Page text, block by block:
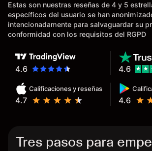
existentes en el mercado que
tardan días o tienen mucha
burocracia; y la segunda razón,
hecho de operar en un mercado
determinado, debido a los
Mientras más activo seas, más
dinero te reembolsa. Muchas
Estas son nuestras reseñas de 4 y 5
específicos del usuario se han
intencionadamente para salvaguardar su
conformidad con los requisitos del RGPD
4.6
Calificaciones y reseñas
4.7 4.6
4.6
Tres pasos para